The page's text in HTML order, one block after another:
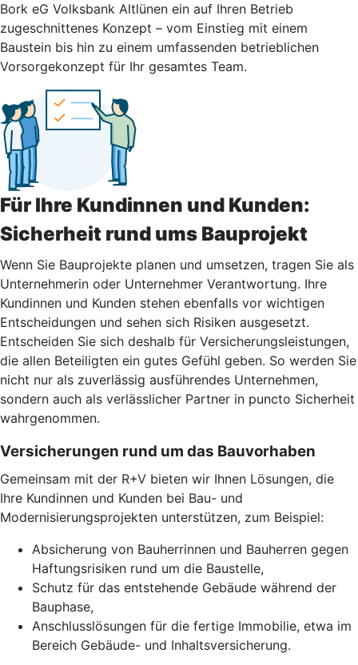
Bork eG Volksbank Altlünen ein auf Ihren Betrieb
zugeschnittenes Konzept – vom Einstieg mit einem
Baustein bis hin zu einem umfassenden betrieblichen
Vorsorgekonzept für Ihr gesamtes Team.
Für Ihre Kundinnen und Kunden:
Sicherheit rund ums Bauprojekt
Wenn Sie Bauprojekte planen und umsetzen, tragen Sie als
Unternehmerin oder Unternehmer Verantwortung. Ihre
Kundinnen und Kunden stehen ebenfalls vor wichtigen
Entscheidungen und sehen sich Risiken ausgesetzt.
Entscheiden Sie sich deshalb für Versicherungsleistungen,
die allen Beteiligten ein gutes Gefühl geben. So werden Sie
nicht nur als zuverlässig ausführendes Unternehmen,
sondern auch als verlässlicher Partner in puncto Sicherheit
wahrgenommen.
Versicherungen rund um das Bauvorhaben
Gemeinsam mit der R+V bieten wir Ihnen Lösungen, die
Ihre Kundinnen und Kunden bei Bau- und
Modernisierungsprojekten unterstützen, zum Beispiel:
Absicherung von Bauherrinnen und Bauherren gegen
Haftungsrisiken rund um die Baustelle,
Schutz für das entstehende Gebäude während der
Bauphase,
Anschlusslösungen für die fertige Immobilie, etwa im
Bereich Gebäude- und Inhaltsversicherung.